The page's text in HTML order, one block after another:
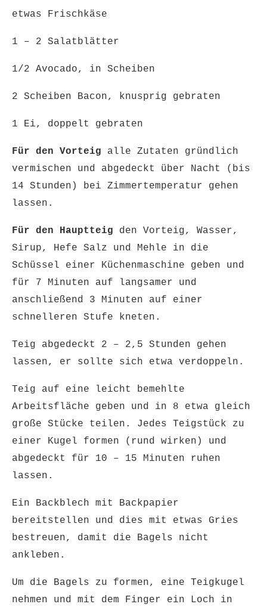
etwas Frischkäse
1 – 2 Salatblätter
1/2 Avocado, in Scheiben
2 Scheiben Bacon, knusprig gebraten
1 Ei, doppelt gebraten
Für den Vorteig alle Zutaten gründlich
vermischen und abgedeckt über Nacht (bis
14 Stunden) bei Zimmertemperatur gehen
lassen.
Für den Hauptteig den Vorteig, Wasser,
Sirup, Hefe Salz und Mehle in die
Schüssel einer Küchenmaschine geben und
für 7 Minuten auf langsamer und
anschließend 3 Minuten auf einer
schnelleren Stufe kneten.
Teig abgedeckt 2 – 2,5 Stunden gehen
lassen, er sollte sich etwa verdoppeln.
Teig auf eine leicht bemehlte
Arbeitsfläche geben und in 8 etwa gleich
große Stücke teilen. Jedes Teigstück zu
einer Kugel formen (rund wirken) und
abgedeckt für 10 – 15 Minuten ruhen
lassen.
Ein Backblech mit Backpapier
bereitstellen und dies mit etwas Gries
bestreuen, damit die Bagels nicht
ankleben.
Um die Bagels zu formen, eine Teigkugel
nehmen und mit dem Finger ein Loch in